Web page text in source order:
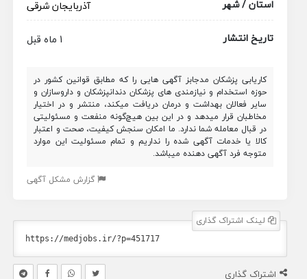
استان / شهر
آذربایجان شرقی
تاریخ انتشار
1 ماه قبل
کاریابی پزشکان مدجابز آگهی هایی را که مطابق قوانین کشور در
حوزه استخدام و نیازمندی های پزشکان دندانپزشکان و داروسازان و
سایر فعالان بهداشت و درمان دریافت میکند، منتشر و در اختیار
مخاطبان قرار میدهد و در این بین هیچ‌گونه منفعت و مسئولیتی
در قبال معامله شما ندارد. ما امکان سنجش کیفیت، صحت و اعتبار
کالا یا خدمات آگهی شده را نداریم و تمام مسئولیت این موارد
متوجه فرد آگهی دهنده میباشد.
گزارش مشکل آگهی
لینک اشتراک گذاری
اشتراک گذاری